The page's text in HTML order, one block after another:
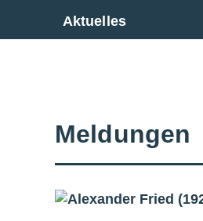
Aktuelles
Meldungen